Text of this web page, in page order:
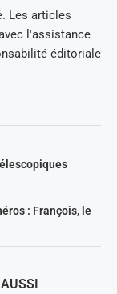
Les articles
l'assistance
éditoriale
: François, le